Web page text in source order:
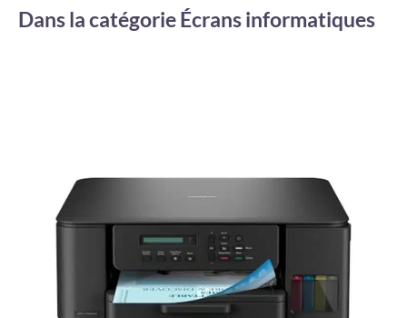
Dans la catégorie Écrans informatiques